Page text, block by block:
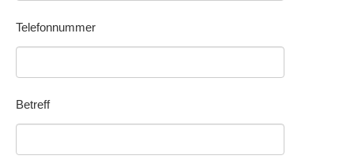
Telefonnummer
Betreff